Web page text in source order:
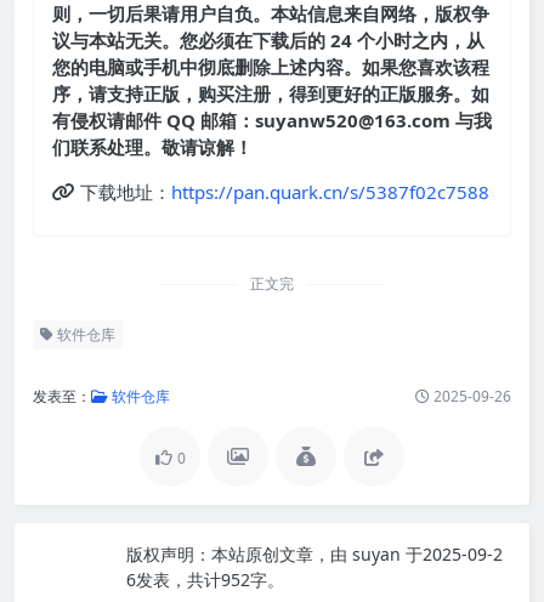
则，一切后果请用户自负。本站信息来自网络，版权争
议与本站无关。您必须在下载后的 24 个小时之内，从
您的电脑或手机中彻底删除上述内容。如果您喜欢该程
序，请支持正版，购买注册，得到更好的正版服务。如
有侵权请邮件 QQ 邮箱：suyanw520@163.com 与我
们联系处理。敬请谅解！
下载地址： https://pan.quark.cn/s/5387f02c7588
正文完
软件仓库
发表至： 软件仓库 2025-09-26
0
版权声明： 本站原创文章，由 suyan 于2025-09-2
6发表，共计952字。